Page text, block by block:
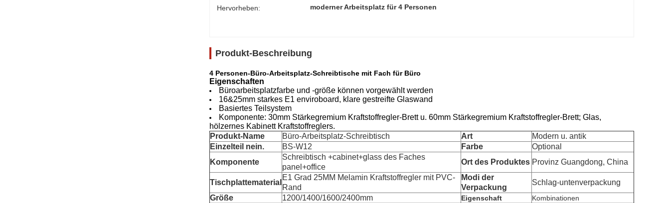
Hervorheben: moderner Arbeitsplatz für 4 Personen
Produkt-Beschreibung
4 Personen-Büro-Arbeitsplatz-Schreibtische mit Fach für Büro
Eigenschaften
Büroarbeitsplatzfarbe und -größe können vorgewählt werden
16&25mm starkes E1 enviroboard, klare gestreifte Glaswand
Basiertes Teilsystem
Komponente: 30mm Stärkegremium Kraftstoffregler-Brett u. 60mm Stärkegremium Kraftstoffregler-Brett; Glas,
hölzernes Kabinett Kraftstoffreglers.
Produkt-Name
Büro-Arbeitsplatz-Schreibtisch Art
Modern u. antik
Einzelteil nein.
BS-W12 Farbe
Optional
Komponente
Schreibtisch +cabinet+glass des Faches
panel+office
Ort des Produktes Provinz Guangdong, China
Tischplattematerial
E1 Grad 25MM Melamin Kraftstoffregler mit PVC-
Rand
Modi der
Verpackung
Schlag-untenverpackung
Größe
1200/1400/1600/2400mm Eigenschaft Kombinationen